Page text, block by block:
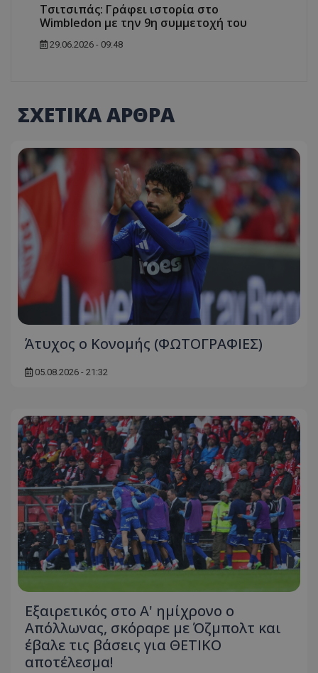
Τσιτσιπάς: Γράφει ιστορία στο
Wimbledon με την 9η συμμετοχή του
29.06.2026 - 09:48
ΣΧΕΤΙΚΑ ΑΡΘΡΑ
Άτυχος ο Κονομής (ΦΩΤΟΓΡΑΦΙΕΣ)
05.08.2026 - 21:32
Εξαιρετικός στο Α' ημίχρονο ο
Απόλλωνας, σκόραρε με Όζμπολτ και
έβαλε τις βάσεις για ΘΕΤΙΚΟ
αποτέλεσμα!